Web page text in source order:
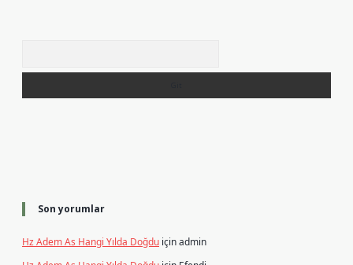
Son yorumlar
Hz Adem As Hangi Yılda Doğdu içinadmin